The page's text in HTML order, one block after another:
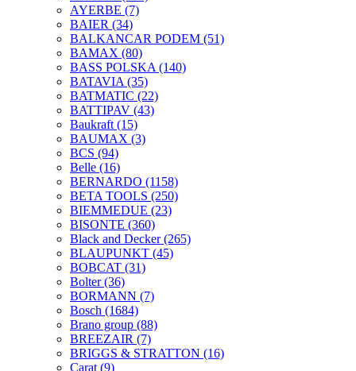
AYERBE (7)
BAIER (34)
BALKANCAR PODEM (51)
BAMAX (80)
BASS POLSKA (140)
BATAVIA (35)
BATMATIC (22)
BATTIPAV (43)
Baukraft (15)
BAUMAX (3)
BCS (94)
Belle (16)
BERNARDO (1158)
BETA TOOLS (250)
BIEMMEDUE (23)
BISONTE (360)
Black and Decker(265)
BLAUPUNKT (45)
BOBCAT (31)
Bolter(36)
BORMANN (7)
Bosch (1684)
Brano group (88)
BREEZAIR (7)
BRIGGS & STRATTON (16)
Carat (9)